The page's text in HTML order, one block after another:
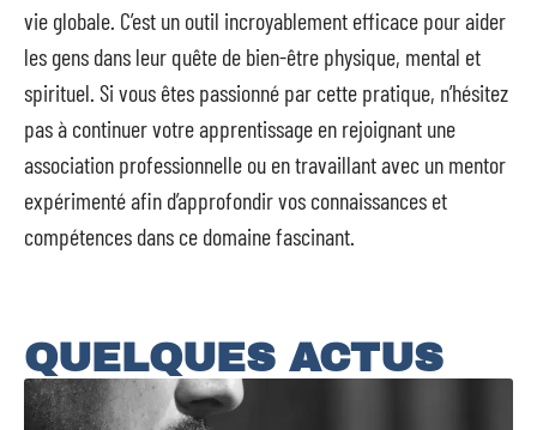
vie globale. C’est un outil incroyablement efficace pour aider
les gens dans leur quête de bien-être physique, mental et
spirituel. Si vous êtes passionné par cette pratique, n’hésitez
pas à continuer votre apprentissage en rejoignant une
association professionnelle ou en travaillant avec un mentor
expérimenté afin d’approfondir vos connaissances et
compétences dans ce domaine fascinant.
QUELQUES ACTUS